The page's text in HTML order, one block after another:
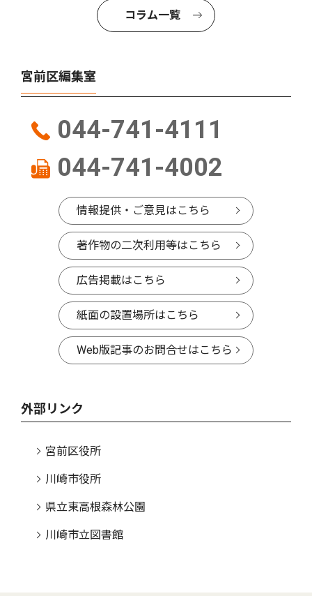
コラム一覧
宮前区編集室
044-741-4111
044-741-4002
情報提供・ご意見はこちら
著作物の二次利用等はこちら
広告掲載はこちら
紙面の設置場所はこちら
Web版記事のお問合せはこちら
外部リンク
宮前区役所
川崎市役所
県立東高根森林公園
川崎市立図書館